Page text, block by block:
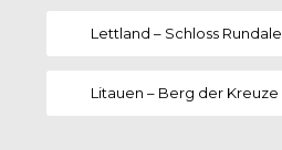
Lettland – Schloss Rundale
Litauen – Berg der Kreuze